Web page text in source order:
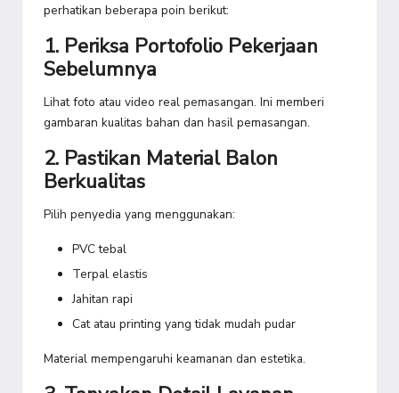
perhatikan beberapa poin berikut:
1. Periksa Portofolio Pekerjaan
Sebelumnya
Lihat foto atau video real pemasangan. Ini memberi
gambaran kualitas bahan dan hasil pemasangan.
2. Pastikan Material Balon
Berkualitas
Pilih penyedia yang menggunakan:
PVC tebal
Terpal elastis
Jahitan rapi
Cat atau printing yang tidak mudah pudar
Material mempengaruhi keamanan dan estetika.